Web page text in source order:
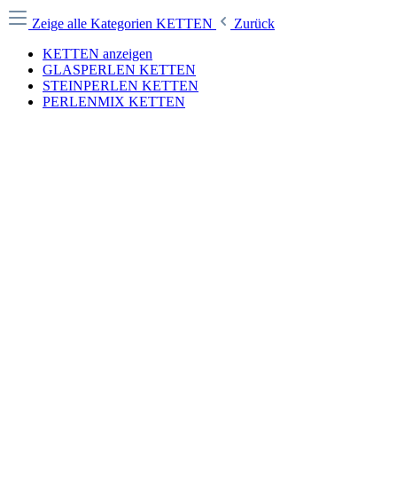
Zeige alle Kategorien KETTEN
Zurück
KETTEN anzeigen
GLASPERLEN KETTEN
STEINPERLEN KETTEN
PERLENMIX KETTEN